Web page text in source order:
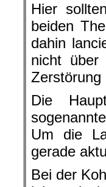
Hier
beiden
dahin
nicht
Zerstörung
Die
Um die
gerade
Bei der